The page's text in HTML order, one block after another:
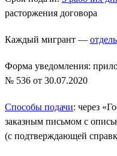
расторжения договора
Каждый мигрант —
Форма уведомления:
№ 536 от 30.07.2020
Способы подачи: через
заказным письмом с
(с подтверждающей